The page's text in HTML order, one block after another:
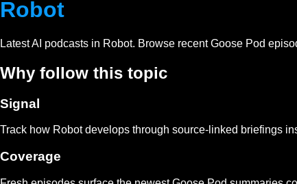
Robot
Latest AI podcasts in Robot. Browse recent Goose Pod
Why follow this topic
Signal
Track how Robotdevelops through source-linked briefings
Coverage